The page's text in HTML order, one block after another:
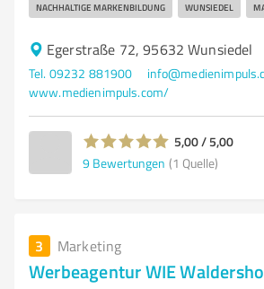
NACHHALTIGE MARKENBILDUNG WUNSIEDEL
Egerstraße 72, 95632 Wunsiedel
Tel. 09232 881900
www.medienimpuls.com/
5,00 / 5,00
9 Bewertungen (1 Quelle)
3 Marketing
Werbeagentur WIE